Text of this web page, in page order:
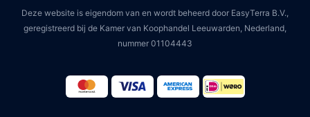
Deze website is eigendom van en wordt beheerd door EasyTerra B.V.,
geregistreerd bij de Kamer van Koophandel Leeuwarden, Nederland,
nummer 01104443